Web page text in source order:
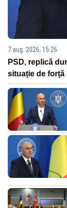
7 aug. 2026, 15:26
PSD, replică
situație de forță